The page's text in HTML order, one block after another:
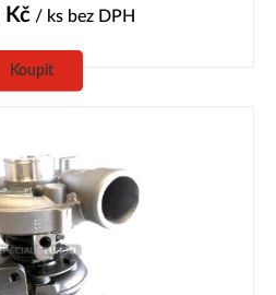
Kč/ ks bez DPH
Koupit